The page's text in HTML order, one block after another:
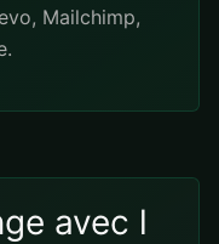
, Mailchimp,
.
avec l